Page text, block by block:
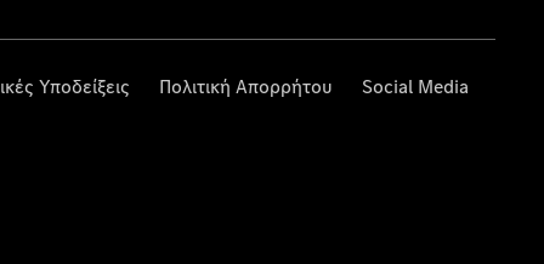
Υποδείξεις Πολιτική Απορρήτου Social Media